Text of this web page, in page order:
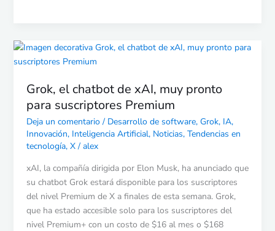
Grok, el chatbot de xAI, muy pronto
para suscriptores Premium
Deja un comentario / Desarrollo de software, Grok, IA,
Innovación, Inteligencia Artificial, Noticias, Tendencias en
tecnología, X/ alex
xAI, la compañía dirigida por Elon Musk, ha anunciado que
su chatbot Grok estará disponible para los suscriptores
del nivel Premium de X a finales de esta semana. Grok,
que ha estado accesible solo para los suscriptores del
nivel Premium+ con un costo de $16 al mes o $168
Grok,
el
de
xAI,
muy
pronto
para
Premium